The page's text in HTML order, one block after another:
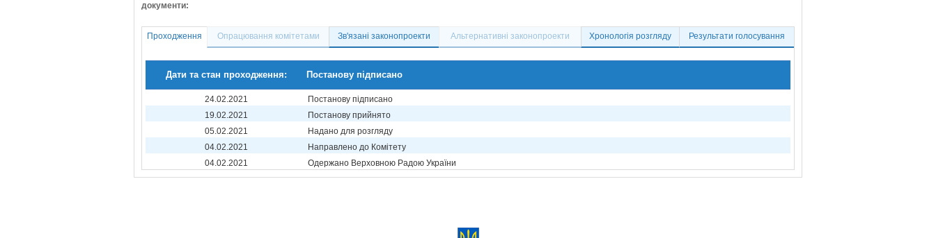
документи:
Проходження Опрацювання комітетами Зв'язані законопроекти Альтернативні законопроекти Хронологія розгляду Результати голосування
Дати та стан проходження: Постанову підписано
24.02.2021
Постанову підписано
19.02.2021
Постанову прийнято
05.02.2021
Надано для розгляду
04.02.2021
Направлено до Комітету
04.02.2021
Одержано Верховною Радою України